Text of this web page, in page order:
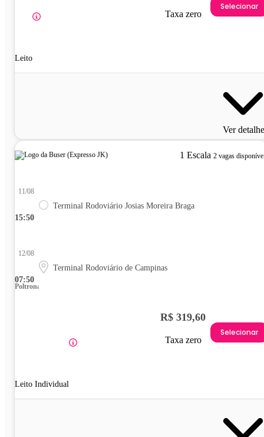
Leito
Taxa zero
Selecionar
Ver
1 Escala 2 vagas
15:50
11/08
Terminal Rodoviário Josias Moreira Braga
07:50
12/08
Terminal Rodoviário de Campinas
Poltrona
Leito Individual
R$ 319,60
Taxa zero
Selecionar